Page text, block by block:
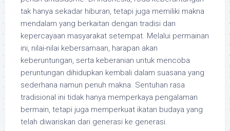
tak hanya sekadar hiburan, tetapi juga memiliki makna
mendalam yang berkaitan dengan tradisi dan
kepercayaan masyarakat setempat. Melalui permainan
ini, nilai-nilai kebersamaan, harapan akan
keberuntungan, serta keberanian untuk mencoba
peruntungan dihidupkan kembali dalam suasana yang
sederhana namun penuh makna. Sentuhan rasa
tradisional ini tidak hanya memperkaya pengalaman
bermain, tetapi juga memperkuat ikatan budaya yang
telah diwariskan dari generasi ke generasi.